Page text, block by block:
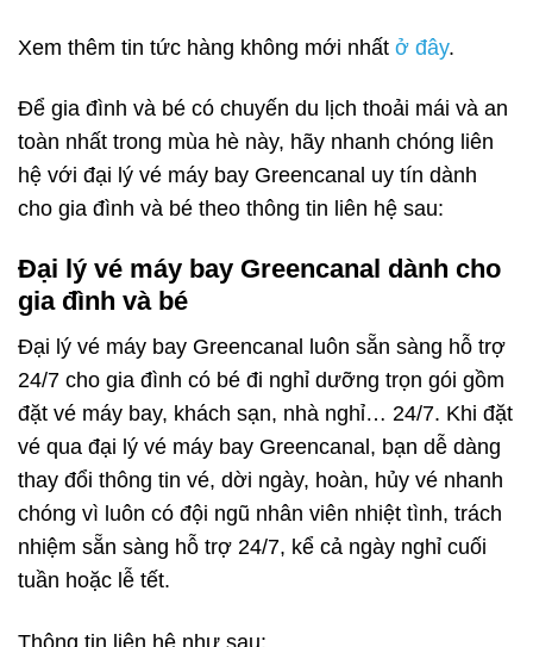
Xem thêm tin tức hàng không mới nhất ở đây.
Để gia đình và bé có chuyến du lịch thoải mái và an
toàn nhất trong mùa hè này, hãy nhanh chóng liên
hệ với đại lý vé máy bay Greencanal uy tín dành
cho gia đình và bé theo thông tin liên hệ sau:
Đại lý vé máy bay Greencanal dành cho
gia đình và bé
Đại lý vé máy bay Greencanal luôn sẵn sàng hỗ trợ
24/7 cho gia đình có bé đi nghỉ dưỡng trọn gói gồm
đặt vé máy bay, khách sạn, nhà nghỉ… 24/7. Khi đặt
vé qua đại lý vé máy bay Greencanal, bạn dễ dàng
thay đổi thông tin vé, dời ngày, hoàn, hủy vé nhanh
chóng vì luôn có đội ngũ nhân viên nhiệt tình, trách
nhiệm sẵn sàng hỗ trợ 24/7, kể cả ngày nghỉ cuối
tuần hoặc lễ tết.
Thông tin liên hệ như sau: